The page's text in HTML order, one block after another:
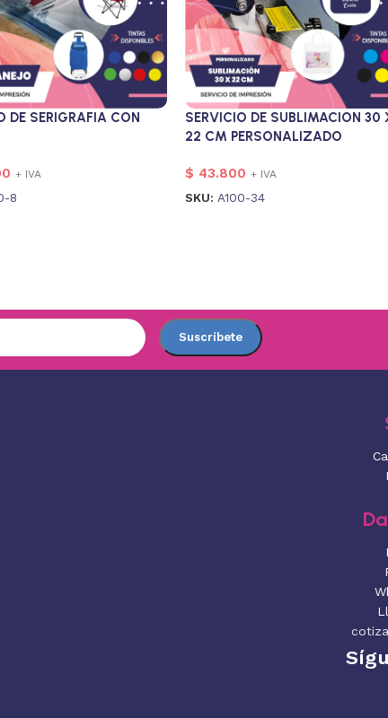
DE SERIGRAFIA CON
+ IVA
8
SERVICIO DE SUBLIMACION 30
22 CM PERSONALIZADO
$ 43.800 + IVA
SKU: A100-34